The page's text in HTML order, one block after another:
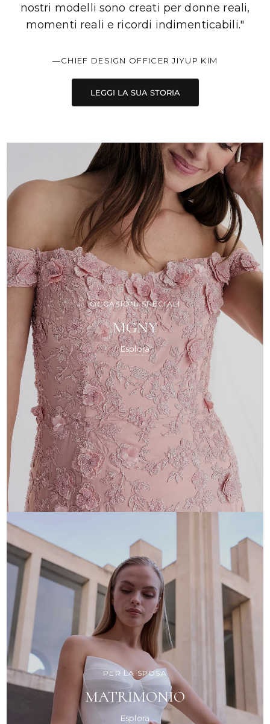
nostri modelli sono creati per donne reali,
momenti reali e ricordi indimenticabili."
—CHIEF DESIGN OFFICER JIYUP KIM
OCCASIONI SPECIALI
MGNY
Esplora
PER LA SPOSA
MATRIMONIO
Esplora